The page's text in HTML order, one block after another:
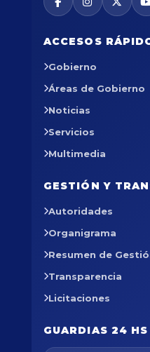
ACCESOS
Gobierno
Áreas de Gobierno
Noticias
Servicios
Multimedia
GESTIÓN Y
Autoridades
Organigrama
Resumen de
Transparencia
Licitaciones
GUARDIAS 24 HS